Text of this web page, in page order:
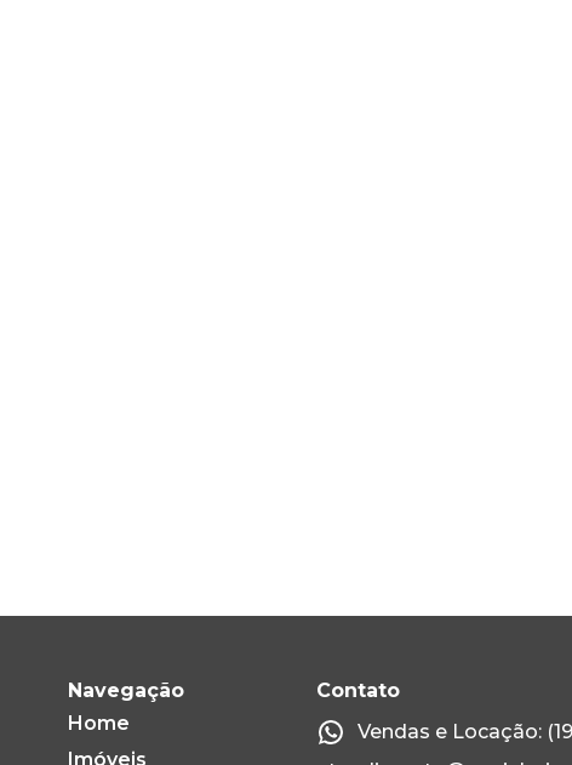
Navegação
Home
Imóveis
Contato
Vendas e Locação: